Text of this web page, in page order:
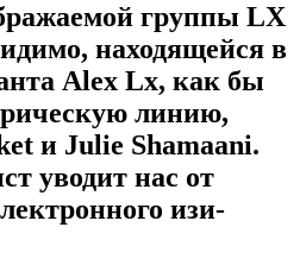
группы LX
находящейся в
Alex Lx, как бы
линию,
и Julie Shamaani.
уводит нас от
изи-